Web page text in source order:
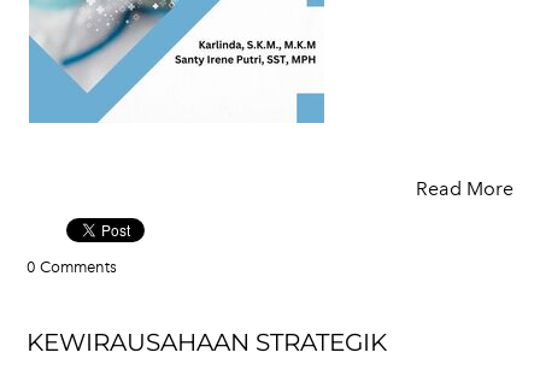
Read More
0 Comments
KEWIRAUSAHAAN STRATEGIK